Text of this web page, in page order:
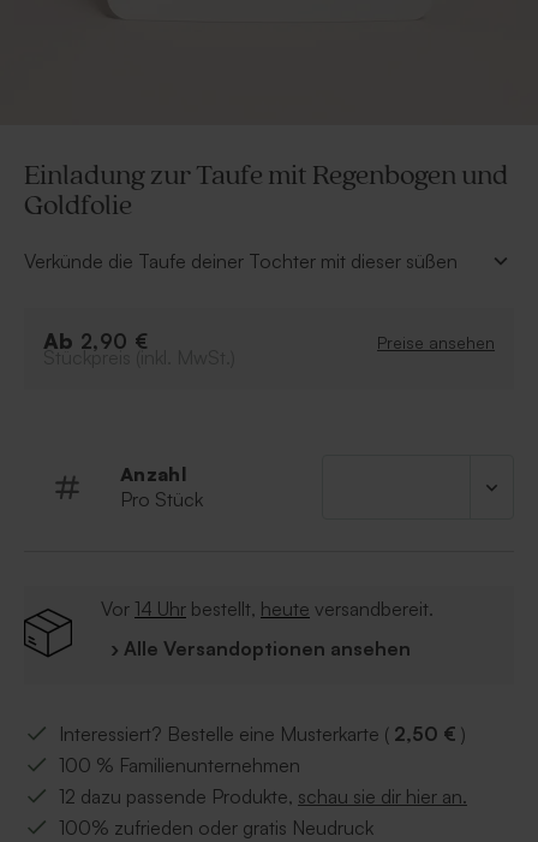
Einladung zur Taufe mit Regenbogen und
Goldfolie
Verkünde die Taufe deiner Tochter mit dieser süßen
Goldfolie unter das Motiv. Die Innenseite der
Quadratische Klappkarte mit abgerundeten
Gastgeschenke und Fotogeschenke zur Taufe
vor, um deinen Lieben, die das Kind anlässlich der
Taufe verwöhnt haben, zu danken.
Ab 2,90 € Preise ansehen
Anzahl
Pro Stück
Vor 14 Uhr bestellt, heute versandbereit.
› Alle Versandoptionen ansehen
Interessiert? Bestelle eine Musterkarte ( 2,50 € )
100 % Familienunternehmen
12 dazu passende Produkte, schau sie dir hier an.
100% zufrieden oder gratis Neudruck